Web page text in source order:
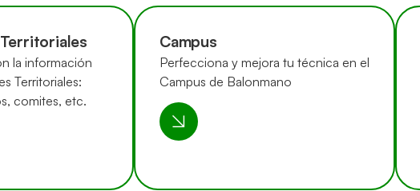
la información
Territoriales:
comites, etc.
Campus
Perfecciona y mejora tu técnica en el
Campus de Balonmano